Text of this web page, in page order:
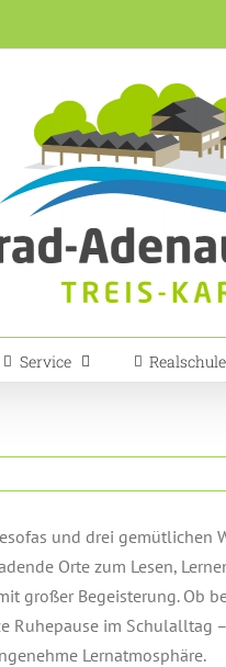
Service
und drei gemütlichen
Orte zum Lesen,
großer Begeisterung. Ob
Ruhepause im Schulalltag
Lernatmosphäre.